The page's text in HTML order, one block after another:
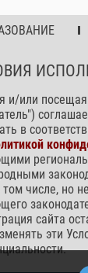
и/или
в
числе, но
сайта
эти